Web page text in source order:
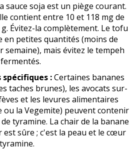
sauce soja est un piège courant.
contient entre 10 et 118 mg de
Évitez-la complètement. Le tofu
en petites quantités (moins de
semaine), mais évitez le tempeh
:Certaines bananes
taches brunes), les avocats sur-
et les levures alimentaires
ou la Vegemite) peuvent contenir
tyramine. La chair de la banane
est sûre ; c'est la peau et le cœur